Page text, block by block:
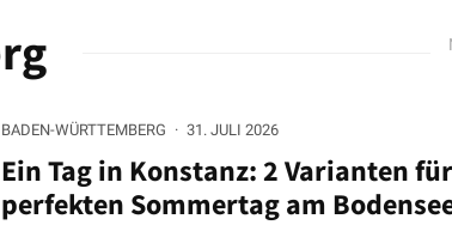
BADEN-WÜRTTEMBERG · 31. JULI 2026
Ein Tag in Konstanz: 2 Varianten
perfekten Sommertag am